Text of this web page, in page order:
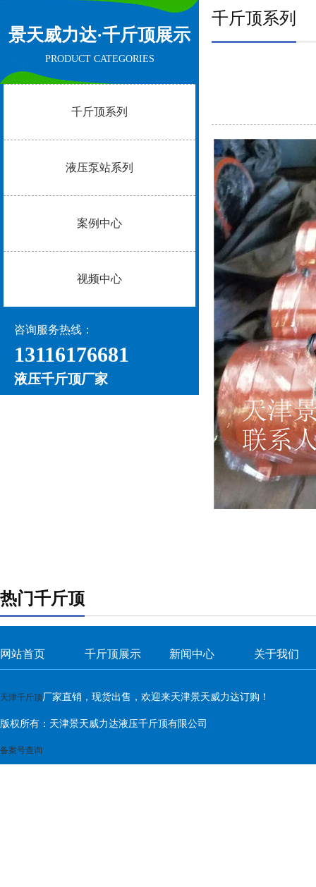
景天威力达·千斤顶展示
PRODUCT CATEGORIES
千斤顶系列
液压泵站系列
案例中心
视频中心
咨询服务热线：
13116176681
液压千斤顶厂家
千斤顶系列
热门千斤顶
网站首页 千斤顶展示 新闻中心 关于我们
天津千斤顶厂家直销，现货出售，欢迎来天津景天威力达订购！
版权所有：天津景天威力达液压千斤顶有限公司
备案号查询